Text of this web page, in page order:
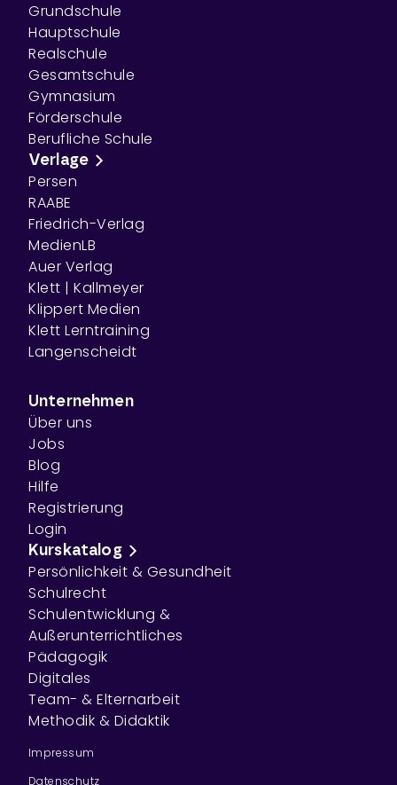
Grundschule
Hauptschule
Realschule
Gesamtschule
Gymnasium
Förderschule
Berufliche Schule
Verlage
Persen
RAABE
Friedrich-Verlag
MedienLB
Auer Verlag
Klett | Kallmeyer
Klippert Medien
Klett Lerntraining
Langenscheidt
Unternehmen
Über uns
Jobs
Blog
Hilfe
Registrierung
Login
Kurskatalog
Persönlichkeit & Gesundheit
Schulrecht
Schulentwicklung &
Außerunterrichtliches
Pädagogik
Digitales
Team- & Elternarbeit
Methodik & Didaktik
Impressum
Datenschutz